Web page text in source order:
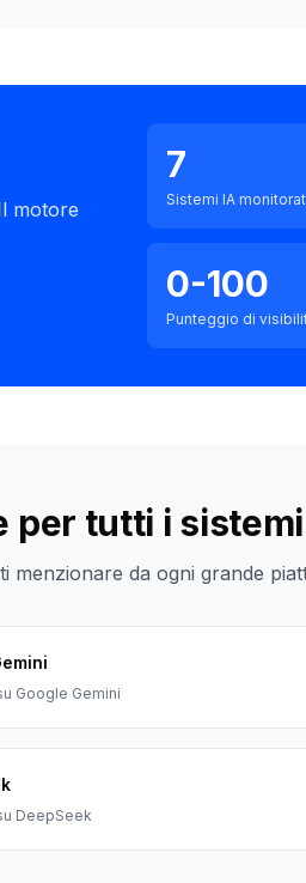
motore
7
Sistemi IA
0-100
Punteggio di
per tutti i
menzionare da ogni grande
Google Gemini
DeepSeek